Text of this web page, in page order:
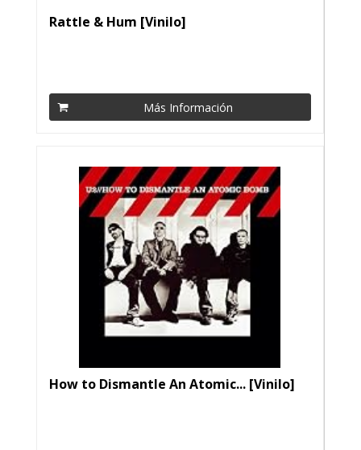
Rattle & Hum [Vinilo]
Más Información
How to Dismantle An Atomic... [Vinilo]